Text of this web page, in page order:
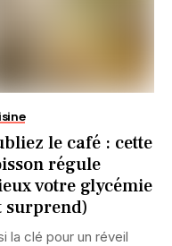
le café : cette
régule
votre glycémie
surprend)
la clé pour un réveil